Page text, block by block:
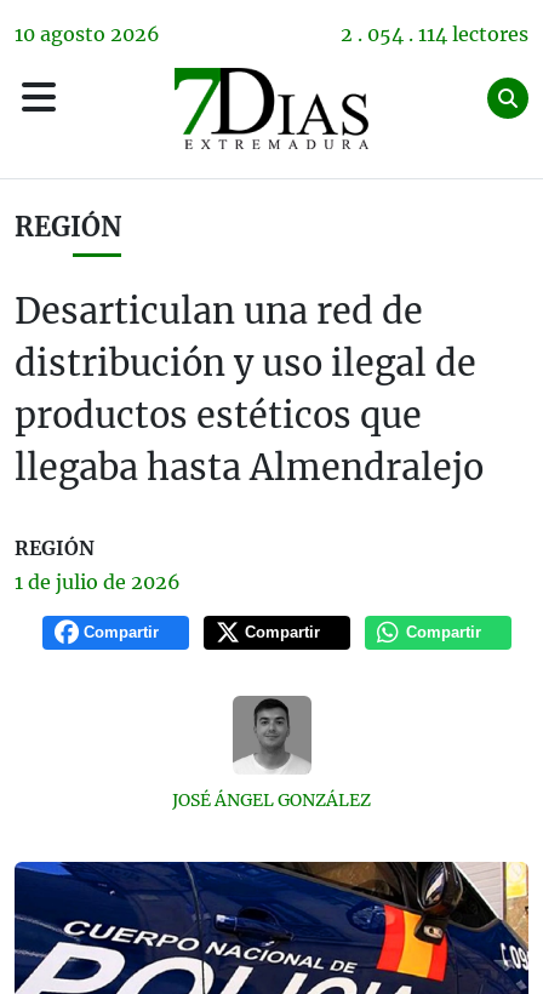
10 agosto 2026 2 . 054 . 114 lectores
REGIÓN
Desarticulan una red de
distribución y uso ilegal de
productos estéticos que
llegaba hasta Almendralejo
REGIÓN
1 de julio de 2026
Compartir Compartir Compartir
JOSÉ ÁNGEL GONZÁLEZ